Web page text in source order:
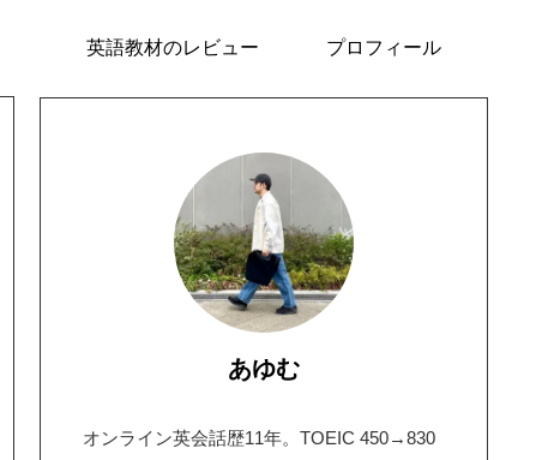
英語教材のレビュー プロフィール
あゆむ
オンライン英会話歴11年。TOEIC 450→830